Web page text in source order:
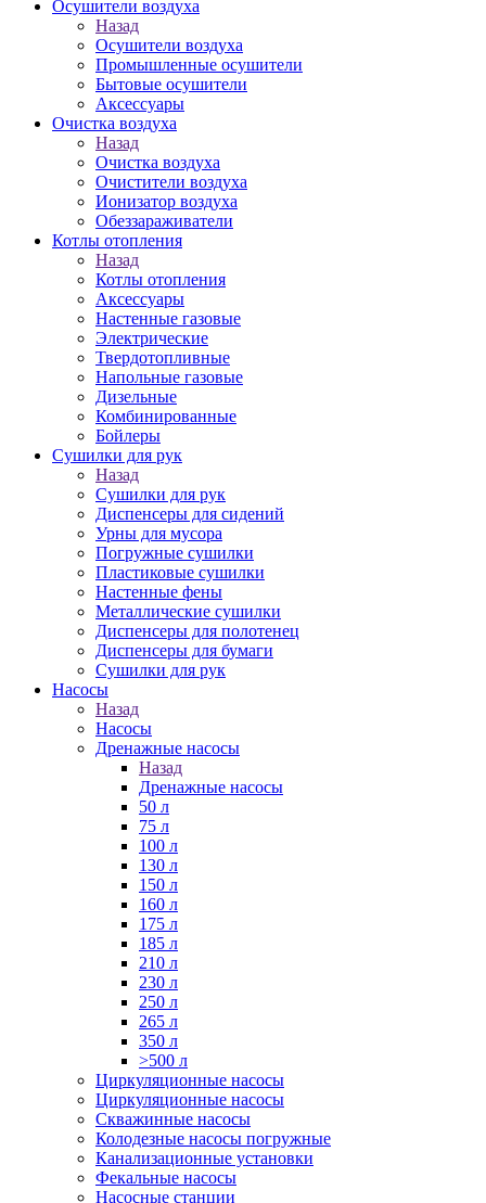
Осушители воздуха
Назад
Осушители воздуха
Промышленные осушители
Бытовые осушители
Аксессуары
Очистка воздуха
Назад
Очистка воздуха
Очистители воздуха
Ионизатор воздуха
Обеззараживатели
Котлы отопления
Назад
Котлы отопления
Аксессуары
Настенные газовые
Электрические
Твердотопливные
Напольные газовые
Дизельные
Комбинированные
Бойлеры
Сушилки для рук
Назад
Сушилки для рук
Диспенсеры для сидений
Урны для мусора
Погружные сушилки
Пластиковые сушилки
Настенные фены
Металлические сушилки
Диспенсеры для полотенец
Диспенсеры для бумаги
Сушилки для рук
Насосы
Назад
Насосы
Дренажные насосы
Назад
Дренажные насосы
50 л
75 л
100 л
130 л
150 л
160 л
175 л
185 л
210 л
230 л
250 л
265 л
350 л
>500 л
Циркуляционные насосы
Циркуляционные насосы
Скважинные насосы
Колодезные насосы погружные
Канализационные установки
Фекальные насосы
Насосные станции